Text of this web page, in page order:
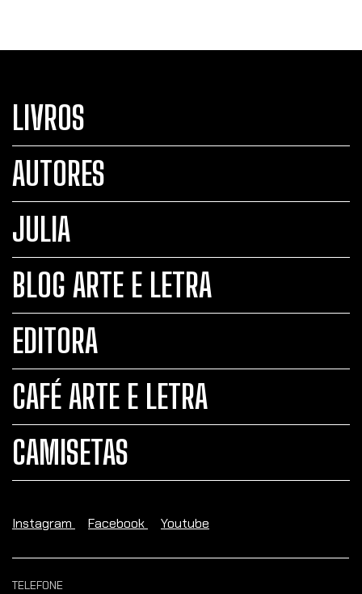
LIVROS
AUTORES
JULIA
BLOG ARTE E LETRA
EDITORA
CAFÉ ARTE E LETRA
CAMISETAS
Instagram Facebook Youtube
TELEFONE